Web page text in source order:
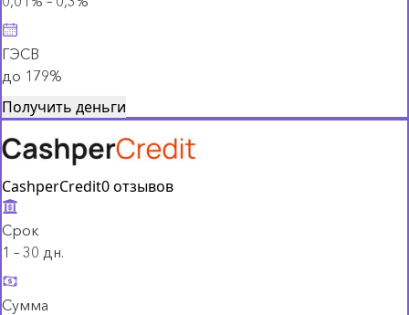
ГЭСВ
до 179%
Получить деньги
CashperCredit0 отзывов
Срок
1 – 30 дн.
Сумма